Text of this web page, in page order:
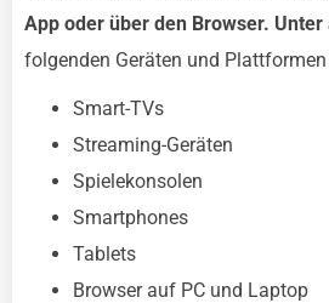
App oder über den Browser.
folgenden Geräten und
Smart-TVs
Streaming-Geräten
Spielekonsolen
Smartphones
Tablets
Browser auf PC und Laptop